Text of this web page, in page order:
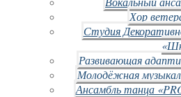
Хор
Студия
Развивающая
Молодёжная
Ансамбль танца